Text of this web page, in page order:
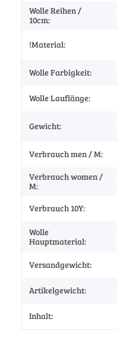
Wolle Reihen /
10cm:
!Material:
Wolle Farbigkeit:
Wolle Lauflänge:
Gewicht:
Verbrauch men / M:
Verbrauch women /
M:
Verbrauch 10Y:
Wolle
Hauptmaterial:
Versandgewicht:
Artikelgewicht:
Inhalt: